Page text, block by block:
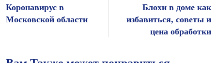
Коронавирус в
Московской области
Блохи в доме как
избавиться, советы и
цена обработки